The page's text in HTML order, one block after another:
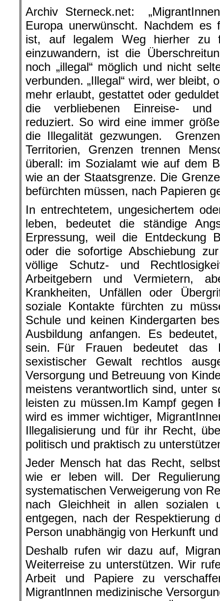
Archiv Sterneck.net:
Europa unerwünscht. Nachdem es
ist, auf legalem Weg hierher zu
einzuwandern, ist die
noch „illegal“ möglich und nicht
verbunden. „Illegal“ wird, wer bleibt,
mehr erlaubt, gestattet oder
die verbliebenen Einreise- und
reduziert. So wird eine immer
die Illegalität gezwungen.
Territorien, Grenzen trennen
überall: im Sozialamt wie auf dem
wie an der Staatsgrenze. Die
befürchten müssen, nach Papieren
In entrechtetem, ungesichertem
leben, bedeutet die ständige
Erpressung, weil die Entdeckung
oder die sofortige Abschiebung
völlige Schutz- und
Arbeitgebern und Vermietern,
Krankheiten, Unfällen oder
soziale Kontakte fürchten zu
Schule und keinen Kindergarten
Ausbildung anfangen. Es
sein. Für Frauen bedeutet das
sexistischer Gewalt rechtlos
Versorgung und Betreuung von
meistens verantwortlich sind, unter
leisten zu müssen.Im Kampf gegen
wird es immer wichtiger,
Illegalisierung und für ihr Recht,
politisch und praktisch zu
Jeder Mensch hat das Recht,
wie er leben will. Der
systematischen Verweigerung von
nach Gleichheit in allen sozialen
entgegen, nach der Respektierung
Person unabhängig von Herkunft
Deshalb rufen wir dazu auf,
Weiterreise zu unterstützen. Wir
Arbeit und Papiere zu
Migrantlnnen medizinische